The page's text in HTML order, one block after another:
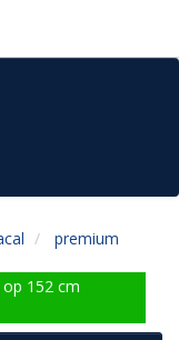
premium
152 cm